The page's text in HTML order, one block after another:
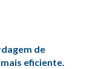
de
eficiente.